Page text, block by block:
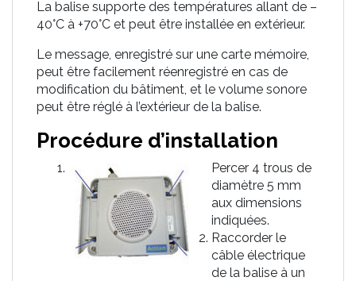
La balise supporte des températures allant de –
40°C à +70°C et peut être installée en extérieur.
Le message, enregistré sur une carte mémoire,
peut être facilement réenregistré en cas de
modification du bâtiment, et le volume sonore
peut être réglé à l’extérieur de la balise.
Procédure d’installation
Percer 4 trous de
diamètre 5 mm
aux dimensions
indiquées.
Raccorder le
câble électrique
de la balise à un